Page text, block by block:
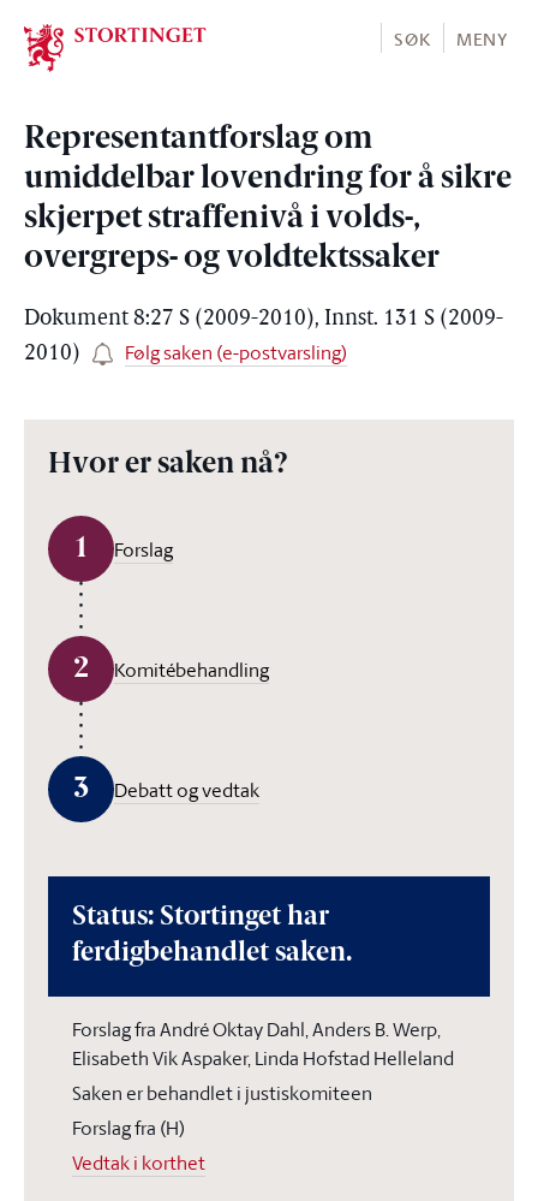
Stortinget.no
SØK MENY
Representantforslag om
umiddelbar lovendring for å sikre
skjerpet straffenivå i volds-,
overgreps- og voldtektssaker
Dokument 8:27 S (2009-2010), Innst. 131 S (2009-
2010)
Følg saken (e-postvarsling)
Hvor er saken nå?
1 Forslag
2 Komitébehandling
3 Debatt og vedtak
Status: Stortinget har
ferdigbehandlet saken.
Forslag fra André Oktay Dahl, Anders B. Werp,
Elisabeth Vik Aspaker, Linda Hofstad Helleland
Saken er behandlet i justiskomiteen
Forslag fra (H)
Vedtak i korthet